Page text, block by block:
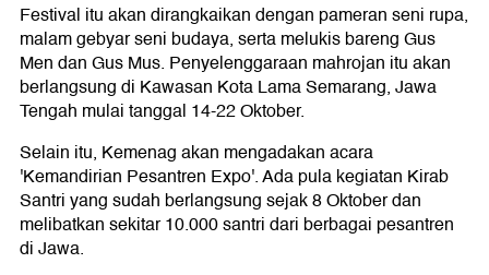
Festival itu akan dirangkaikan dengan pameran seni rupa,
malam gebyar seni budaya, serta melukis bareng Gus
Men dan Gus Mus. Penyelenggaraan mahrojan itu akan
berlangsung di Kawasan Kota Lama Semarang, Jawa
Tengah mulai tanggal 14-22 Oktober.
Selain itu, Kemenag akan mengadakan acara
'Kemandirian Pesantren Expo'. Ada pula kegiatan Kirab
Santri yang sudah berlangsung sejak 8 Oktober dan
melibatkan sekitar 10.000 santri dari berbagai pesantren
di Jawa.